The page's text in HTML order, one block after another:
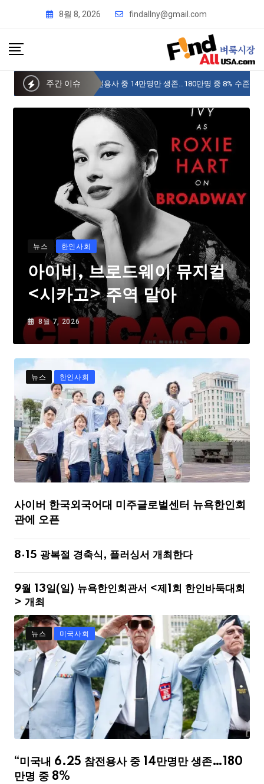
8월 8, 2026 findallny@gmail.com
주간 이슈
“미국내 6.25 참전용사 중 14만명만 생존…180만명 중 8% 수준
뉴스 한인사회
아이비, 브로드웨이 뮤지컬
<시카고> 주역 맡아
8월 7, 2026
뉴스 한인사회
사이버 한국외국어대 미주글로벌센터 뉴욕한인회
관에 오픈
8·15 광복절 경축식, 플러싱서 개최한다
9월 13일(일) 뉴욕한인회관서 <제1회 한인바둑대회
> 개최
뉴스 미국사회
“미국내 6.25 참전용사 중 14만명만 생존…180
만명 중 8%